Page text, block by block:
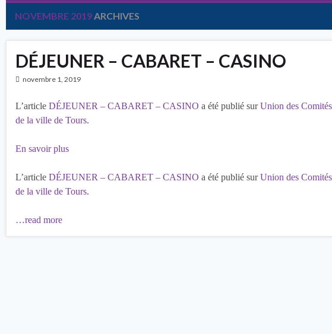
NOVEMBRE 2019ARCHIVES
DÉJEUNER – CABARET – CASINO
novembre 1, 2019
L’article DÉJEUNER – CABARET – CASINO a été publié surUnion des
de la ville de Tours.
En savoir plus
L’article DÉJEUNER – CABARET – CASINO a été publié surUnion des
de la ville de Tours.
…read more